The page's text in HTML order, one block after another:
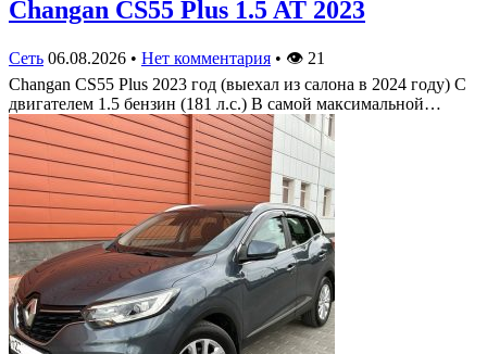
Changan CS55 Plus 1.5 AT 2023
Сеть 06.08.2026 • Нет комментария • 👁 21
Changan CS55 Plus 2023 год (выехал из салона в 2024 году) С
двигателем 1.5 бензин (181 л.с.) В самой максимальной…